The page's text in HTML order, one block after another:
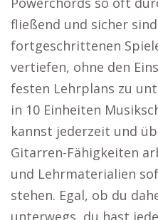
fließend und sicher
fortgeschrittenen
vertiefen, ohne den
festen Lehrplans zu
in 10 Einheiten
kannst jederzeit und
Gitarren-Fähigkeiten
und Lehrmaterialien
stehen. Egal, ob du
unterwegs, du hast